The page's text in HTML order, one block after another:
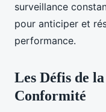
surveillance
pour anticiper et
performance.
Les Défis de
Conformité